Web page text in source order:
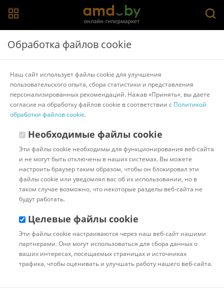
Главная > Каталог товаров
Штативы, стабилизаторы и селфи-
палки для смартфонов > XO
Подставка-держатель XO SS16 с искусственным
интеллектом (с подсветкой)
Другие товары XO
Обработка файлов cookie
Наш сайт использует файлы cookie для улучшения
пользовательского опыта, сбора статистики и представления
персонализированных рекомендаций. Нажав «Принять», вы даете
согласие на обработку файлов cookie в соответствии с Политикой
обработки файлов cookie.
Необходимые файлы cookie
Эти файлы cookie необходимы для функционирования веб-сайта
и не могут быть отключены в наших системах. Вы можете
настроить браузер таким образом, чтобы он блокировал эти
файлы cookie или уведомлял вас об их использовании, но в
таком случае возможно, что некоторые разделы веб-сайта не
будут работать.
Целевые файлы cookie
Эти файлы cookie настраиваются через наш веб-сайт нашими
партнерами. Они могут использоваться для сбора данных о
ваших интересах, посещаемых страницах и источниках
трафика, чтобы оценивать и улучшать работу нашего веб-сайта.